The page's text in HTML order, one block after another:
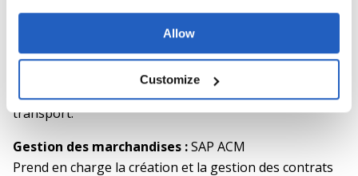
Allow
Customize
Gestion des transports :SAP TM
Système central de planification, d'exécution et de
règlement du fret. Il gère les unités de fret, les ordres
de fret et les documents de règlement du fret, et sert
de source principale pour le calcul des coûts de
transport.
Gestion des marchandises :SAP ACM
Prend en charge la création et la gestion des contrats